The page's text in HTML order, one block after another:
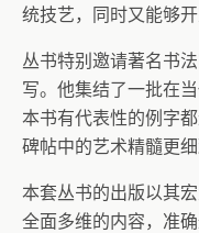
统技艺，同时又能够
丛书特别邀请著名书
写。他集结了一批在
本书有代表性的例字
碑帖中的艺术精髓更
本套丛书的出版以其
全面多维的内容，准